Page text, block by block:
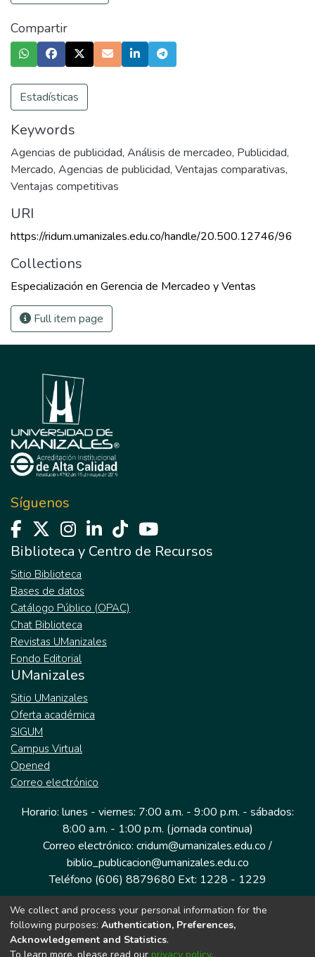
Compartir
Estadísticas
Keywords
Agencias de publicidad, Análisis de mercadeo, Publicidad,
Mercado, Agencias de publicidad, Ventajas comparativas,
Ventajas competitivas
URI
https://ridum.umanizales.edu.co/handle/20.500.12746/96
Collections
Especialización en Gerencia de Mercadeo y Ventas
Full item page
Síguenos
Biblioteca y Centro de Recursos
Sitio Biblioteca
Bases de datos
Catálogo Público (OPAC)
Chat Biblioteca
Revistas UManizales
Fondo Editorial
UManizales
Sitio UManizales
Oferta académica
SIGUM
Campus Virtual
Opened
Correo electrónico
Horario: lunes - viernes: 7:00 a.m. - 9:00 p.m. - sábados:
8:00 a.m. - 1:00 p.m. (jornada continua)
Correo electrónico: cridum@umanizales.edu.co /
biblio_publicacion@umanizales.edu.co
Teléfono (606) 8879680 Ext: 1228 - 1229
Dirección: Cra 9 a # 19-03 Edificio histórico, piso 1
Manizales, Caldas
Colombia.
We collect and process your personal information for the
following purposes: Authentication, Preferences,
Acknowledgement and Statistics.